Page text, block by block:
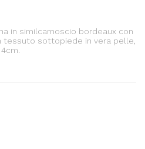
in similcamoscio bordeaux con
tessuto sottopiede in vera pelle,